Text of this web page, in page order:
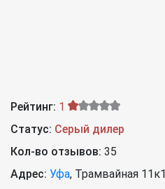
Рейтинг: 1
Статус: Серый дилер
Кол-во отзывов: 35
Адрес: Уфа, Трамвайная 11к1